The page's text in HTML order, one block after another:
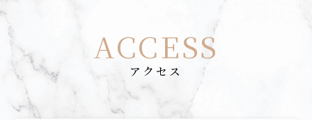
ACCESS
アクセス